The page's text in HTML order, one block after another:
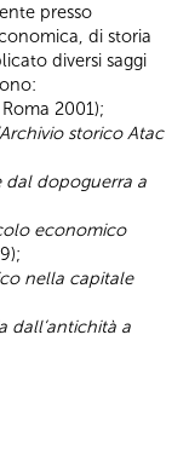
presso
di storia
diversi saggi
2001);
storico Atac
dal dopoguerra a
economico
nella capitale
dall’antichità a